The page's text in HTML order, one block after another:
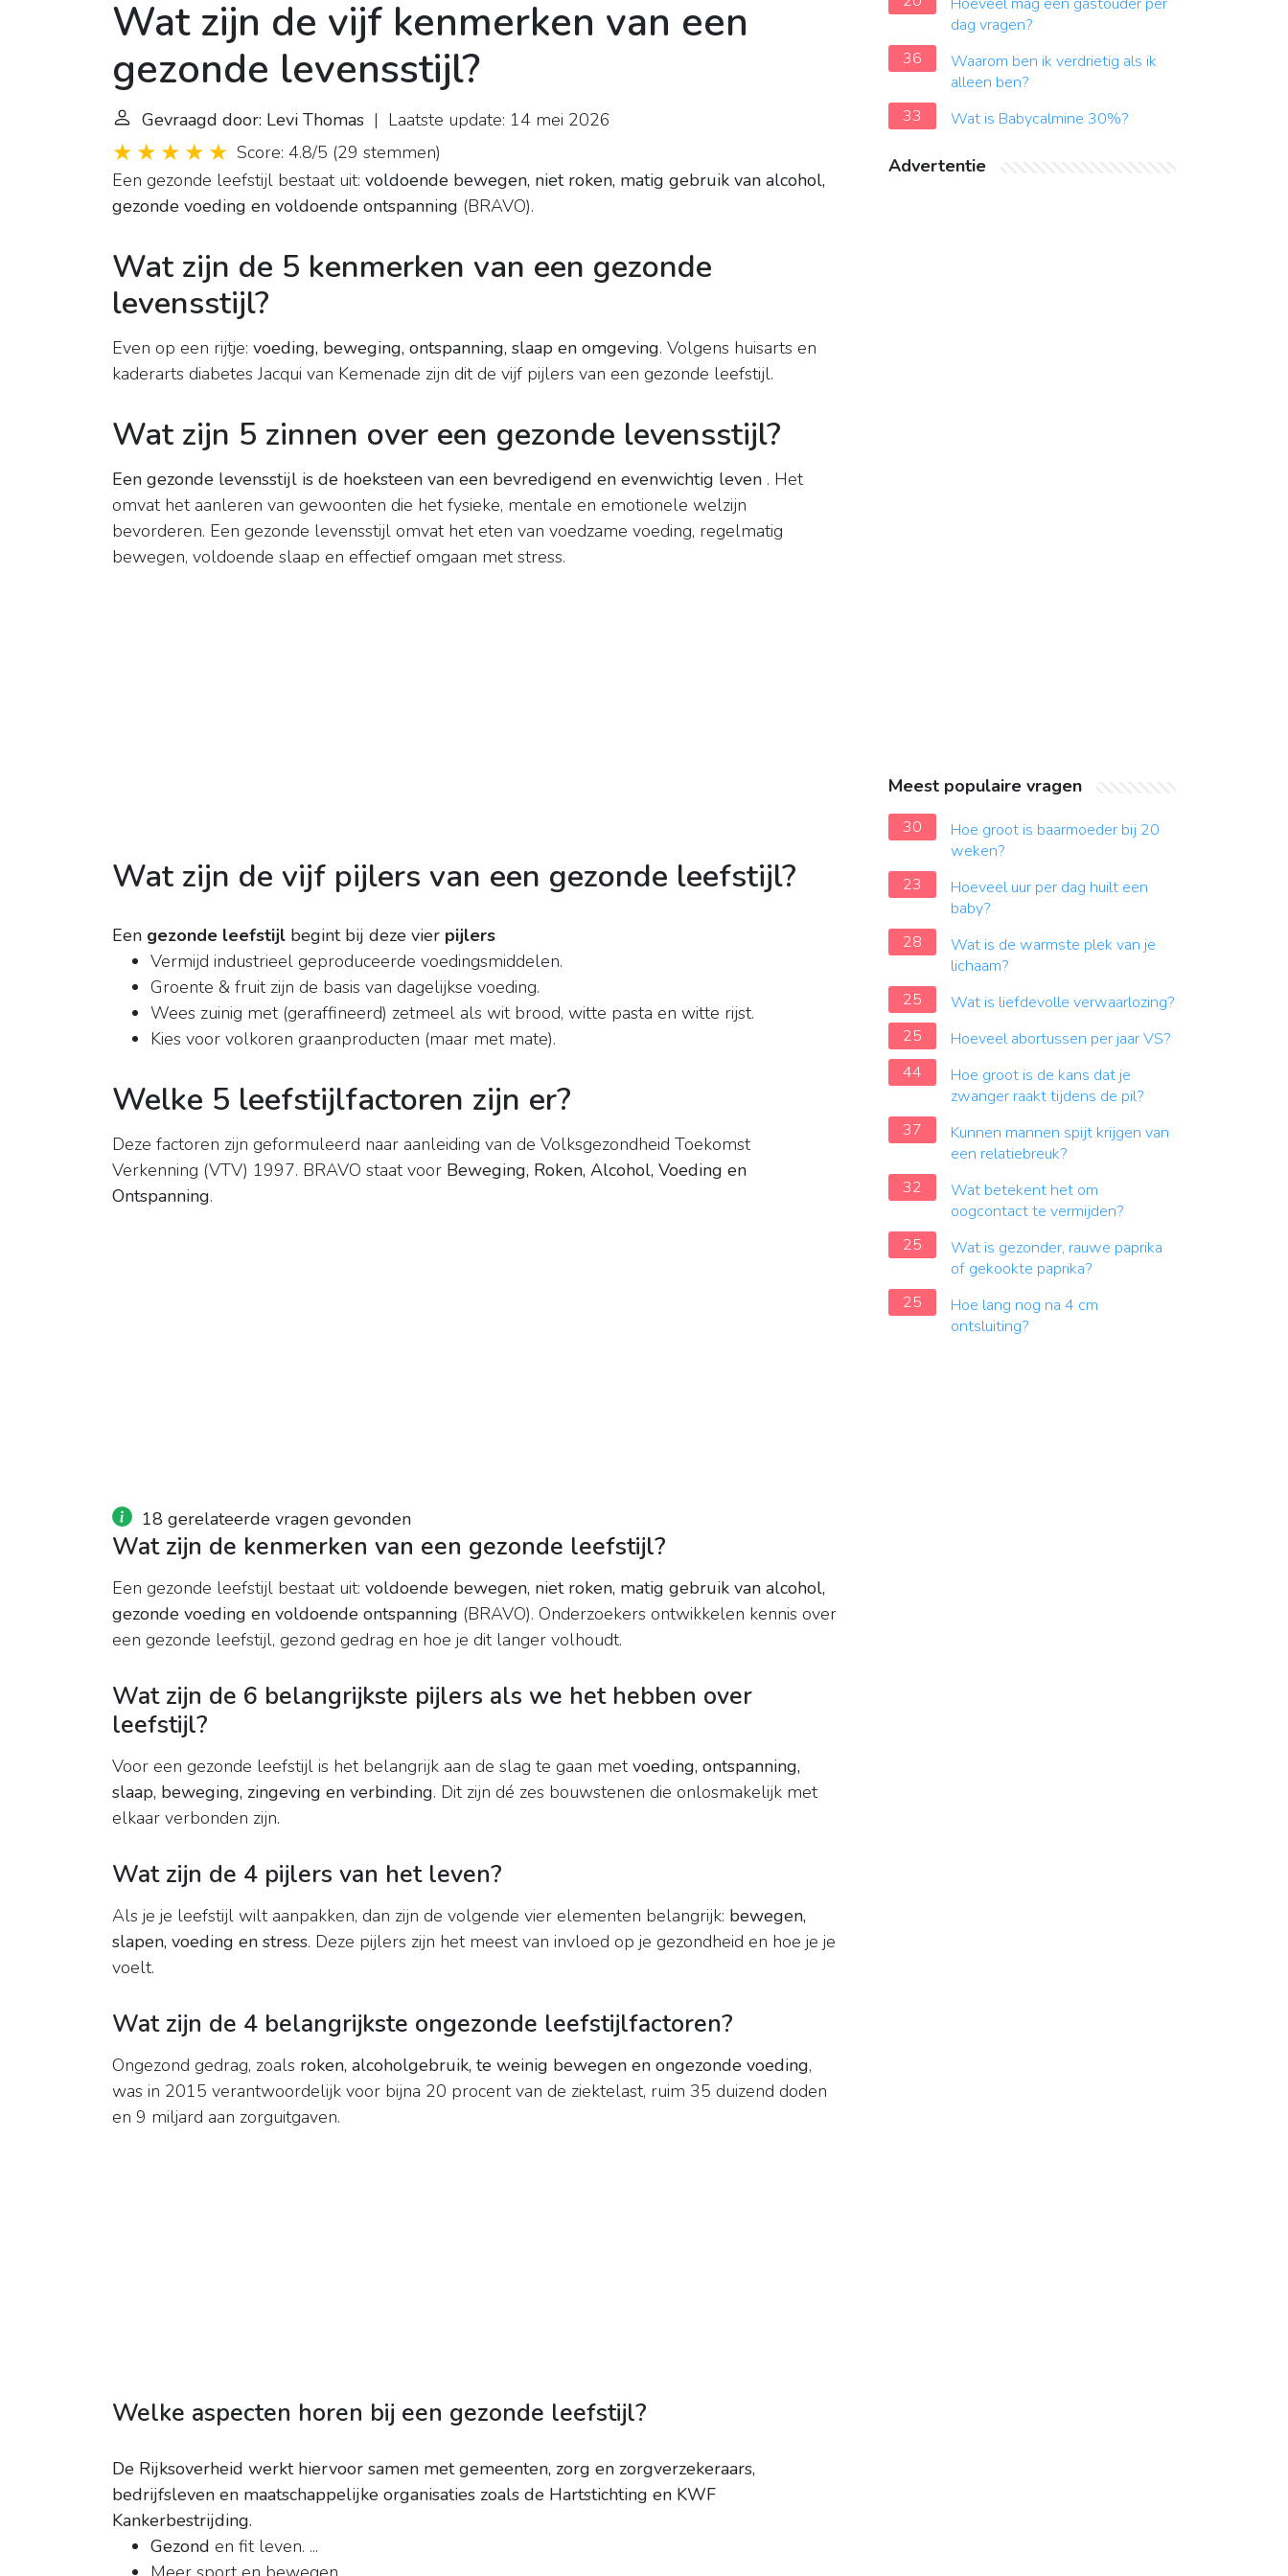
Wat zijn de vijf kenmerken van een
gezonde levensstijl?
Gevraagd door: Levi Thomas | Laatste update: 14 mei 2026
Score: 4.8/5 (29 stemmen)
Een gezonde leefstijl bestaat uit: voldoende bewegen, niet roken, matig gebruik van alcohol,
gezonde voeding en voldoende ontspanning (BRAVO).
Wat zijn de 5 kenmerken van een gezonde
levensstijl?
Even op een rijtje: voeding, beweging, ontspanning, slaap en omgeving. Volgens huisarts en
kaderarts diabetes Jacqui van Kemenade zijn dit de vijf pijlers van een gezonde leefstijl.
Wat zijn 5 zinnen over een gezonde levensstijl?
Een gezonde levensstijl is de hoeksteen van een bevredigend en evenwichtig leven . Het
omvat het aanleren van gewoonten die het fysieke, mentale en emotionele welzijn
bevorderen. Een gezonde levensstijl omvat het eten van voedzame voeding, regelmatig
bewegen, voldoende slaap en effectief omgaan met stress.
Wat zijn de vijf pijlers van een gezonde leefstijl?
Een gezonde leefstijl begint bij deze vier pijlers
Vermijd industrieel geproduceerde voedingsmiddelen.
Groente & fruit zijn de basis van dagelijkse voeding.
Wees zuinig met (geraffineerd) zetmeel als wit brood, witte pasta en witte rijst.
Kies voor volkoren graanproducten (maar met mate).
Welke 5 leefstijlfactoren zijn er?
Deze factoren zijn geformuleerd naar aanleiding van de Volksgezondheid Toekomst
Verkenning (VTV) 1997. BRAVO staat voor Beweging, Roken, Alcohol, Voeding en
Ontspanning.
18 gerelateerde vragen gevonden
Wat zijn de kenmerken van een gezonde leefstijl?
Een gezonde leefstijl bestaat uit: voldoende bewegen, niet roken, matig gebruik van alcohol,
gezonde voeding en voldoende ontspanning (BRAVO). Onderzoekers ontwikkelen kennis over
een gezonde leefstijl, gezond gedrag en hoe je dit langer volhoudt.
Wat zijn de 6 belangrijkste pijlers als we het hebben over
leefstijl?
Voor een gezonde leefstijl is het belangrijk aan de slag te gaan metvoeding, ontspanning,
slaap, beweging, zingeving en verbinding. Dit zijn dé zes bouwstenen die onlosmakelijk met
elkaar verbonden zijn.
Wat zijn de 4 pijlers van het leven?
Als je je leefstijl wilt aanpakken, dan zijn de volgende vier elementen belangrijk: bewegen,
slapen, voeding en stress. Deze pijlers zijn het meest van invloed op je gezondheid en hoe je je
voelt.
Wat zijn de 4 belangrijkste ongezonde leefstijlfactoren?
Ongezond gedrag, zoals roken, alcoholgebruik, te weinig bewegen en ongezonde voeding,
was in 2015 verantwoordelijk voor bijna 20 procent van de ziektelast, ruim 35 duizend doden
en 9 miljard aan zorguitgaven.
Welke aspecten horen bij een gezonde leefstijl?
De Rijksoverheid werkt hiervoor samen met gemeenten, zorg en zorgverzekeraars,
bedrijfsleven en maatschappelijke organisaties zoals de Hartstichting en KWF
Kankerbestrijding.
Gezond en fit leven. ...
dag vragen?
36
Waarom ben ik verdrietig als ik
alleen ben?
33
Wat is Babycalmine 30%?
Advertentie
Meest populaire vragen
30
Hoe groot is baarmoeder bij 20
weken?
23
Hoeveel uur per dag huilt een
baby?
28
Wat is de warmste plek van je
lichaam?
25
Wat is liefdevolle verwaarlozing?
25
Hoeveel abortussen per jaar VS?
44
Hoe groot is de kans dat je
zwanger raakt tijdens de pil?
37
Kunnen mannen spijt krijgen van
een relatiebreuk?
32
Wat betekent het om
oogcontact te vermijden?
25
Wat is gezonder, rauwe paprika
of gekookte paprika?
25
Hoe lang nog na 4 cm
ontsluiting?